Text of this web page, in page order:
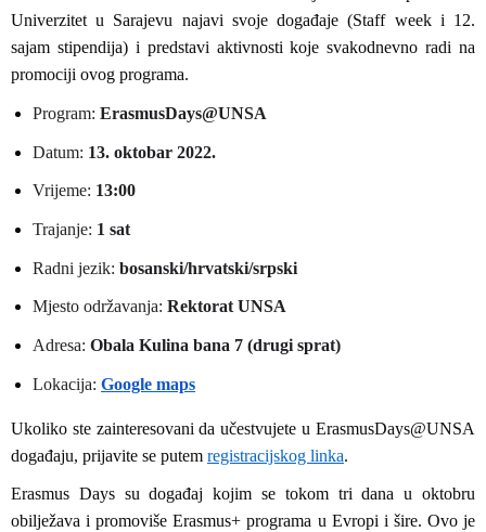
Univerzitet u Sarajevu najavi svoje događaje (Staff week i 12.
sajam stipendija) i predstavi aktivnosti koje svakodnevno radi na
promociji ovog programa.
Program: ErasmusDays@UNSA
Datum: 13. oktobar 2022.
Vrijeme: 13:00
Trajanje: 1 sat
Radni jezik: bosanski/hrvatski/srpski
Mjesto održavanja: Rektorat UNSA
Adresa: Obala Kulina bana 7 (drugi sprat)
Lokacija: Google maps
Ukoliko ste zainteresovani da učestvujete u ErasmusDays@UNSA
događaju, prijavite se putem registracijskog linka.
Erasmus Days su događaj kojim se tokom tri dana u oktobru
obilježava i promoviše Erasmus+ programa u Evropi i šire. Ovo je